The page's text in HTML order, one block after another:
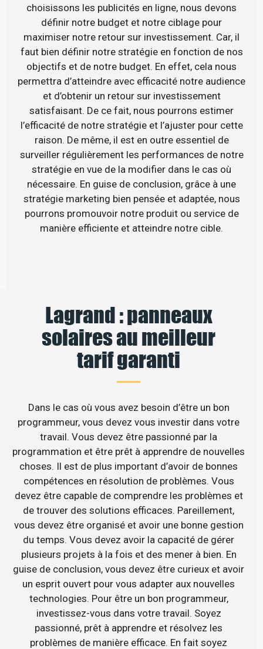
choisissons les publicités en ligne, nous devons
définir notre budget et notre ciblage pour
maximiser notre retour sur investissement. Car, il
faut bien définir notre stratégie en fonction de nos
objectifs et de notre budget. En effet, cela nous
permettra d’atteindre avec efficacité notre audience
et d’obtenir un retour sur investissement
satisfaisant. De ce fait, nous pourrons estimer
l’efficacité de notre stratégie et l’ajuster pour cette
raison. De même, il est en outre essentiel de
surveiller régulièrement les performances de notre
stratégie en vue de la modifier dans le cas où
nécessaire. En guise de conclusion, grâce à une
stratégie marketing bien pensée et adaptée, nous
pourrons promouvoir notre produit ou service de
manière efficiente et atteindre notre cible.
Lagrand : panneaux
solaires au meilleur
tarif garanti
Dans le cas où vous avez besoin d’être un bon
programmeur, vous devez vous investir dans votre
travail. Vous devez être passionné par la
programmation et être prêt à apprendre de nouvelles
choses. Il est de plus important d’avoir de bonnes
compétences en résolution de problèmes. Vous
devez être capable de comprendre les problèmes et
de trouver des solutions efficaces. Pareillement,
vous devez être organisé et avoir une bonne gestion
du temps. Vous devez avoir la capacité de gérer
plusieurs projets à la fois et des mener à bien. En
guise de conclusion, vous devez être curieux et avoir
un esprit ouvert pour vous adapter aux nouvelles
technologies. Pour être un bon programmeur,
investissez-vous dans votre travail. Soyez
passionné, prêt à apprendre et résolvez les
problèmes de manière efficace. En fait soyez